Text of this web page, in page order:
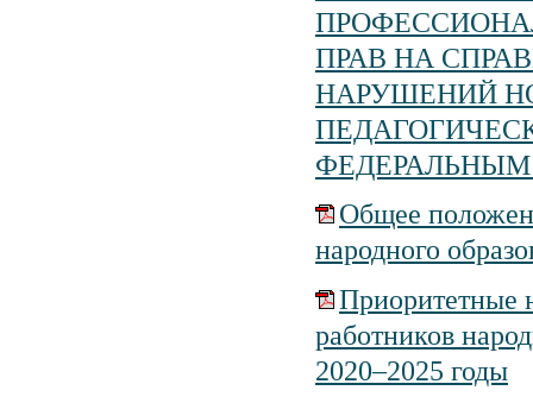
ПРАВ НА
НАРУШЕНИЙ
Общее
народного
Приоритетные
работников
2020–2025 годы